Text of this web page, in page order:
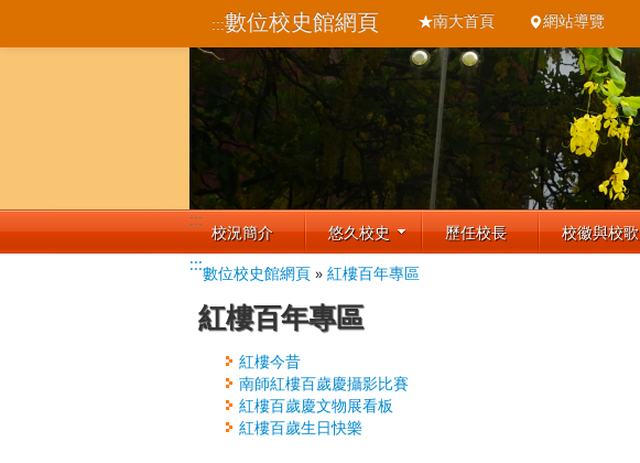
:::數位校史館網頁 南大首頁 網站導覽
:::
校況簡介
悠久校史 歷任校長 校徽與校歌
:::數位校史館網頁 » 紅樓百年專區
紅樓百年專區
紅樓今昔
南師紅樓百歲慶攝影比賽
紅樓百歲慶文物展看板
紅樓百歲生日快樂